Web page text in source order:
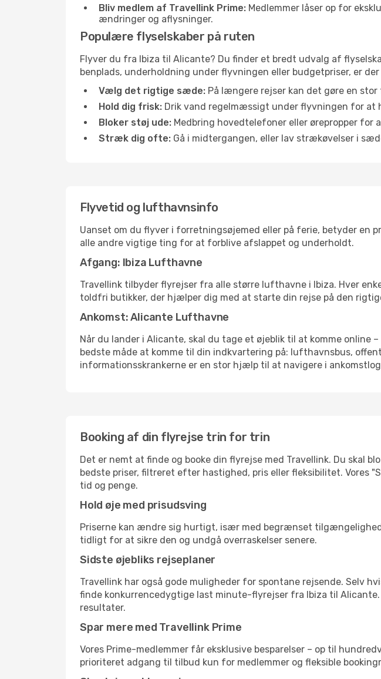
Bliv medlem af Travellink Prime: Medlemmer låser op for
ændringer og aflysninger.
Populære flyselskaber på ruten
Flyver du fra Ibiza til Alicante? Du finder et bredt udvalg af
benplads, underholdning under flyvningen eller budgetpriser, er
Vælg det rigtige sæde: På længere rejser kan det gøre en
Hold dig frisk: Drik vand regelmæssigt under flyvningen for
Bloker støj ude: Medbring hovedtelefoner eller ørepropper
Stræk dig ofte: Gå i midtergangen, eller lav strækøvelser i
Flyvetid og lufthavnsinfo
Uanset om du flyver i forretningsøjemed eller på ferie, betyder en
alle andre vigtige ting for at forblive afslappet og underholdt.
Afgang: Ibiza Lufthavne
Travellink tilbyder flyrejser fra alle større lufthavne i Ibiza. Hver
toldfri butikker, der hjælper dig med at starte din rejse på den
Ankomst: Alicante Lufthavne
Når du lander i Alicante, skal du tage et øjeblik til at komme online
bedste måde at komme til din indkvartering på: lufthavnsbus,
informationsskrankerne er en stor hjælp til at navigere i
Booking af din flyrejse trin for trin
Det er nemt at finde og booke din flyrejse med Travellink. Du skal
bedste priser, filtreret efter hastighed, pris eller fleksibilitet.
tid og penge.
Hold øje med prisudsving
Priserne kan ændre sig hurtigt, især med begrænset
tidligt for at sikre den og undgå overraskelser senere.
Sidste øjebliks rejseplaner
Travellink har også gode muligheder for spontane rejsende. Selv
finde konkurrencedygtige last minute-flyrejser fra Ibiza til
resultater.
Spar mere med Travellink Prime
Vores Prime-medlemmer får eksklusive besparelser – op til
prioriteret adgang til tilbud kun for medlemmer og fleksible